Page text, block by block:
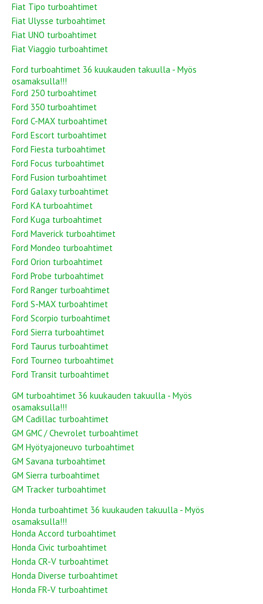
Fiat Tipo turboahtimet
Fiat Ulysse turboahtimet
Fiat UNO turboahtimet
Fiat Viaggio turboahtimet
Ford turboahtimet 36 kuukauden takuulla - Myös
osamaksulla!!!
Ford 250 turboahtimet
Ford 350 turboahtimet
Ford C-MAX turboahtimet
Ford Escort turboahtimet
Ford Fiesta turboahtimet
Ford Focus turboahtimet
Ford Fusion turboahtimet
Ford Galaxy turboahtimet
Ford KA turboahtimet
Ford Kuga turboahtimet
Ford Maverick turboahtimet
Ford Mondeo turboahtimet
Ford Orion turboahtimet
Ford Probe turboahtimet
Ford Ranger turboahtimet
Ford S-MAX turboahtimet
Ford Scorpio turboahtimet
Ford Sierra turboahtimet
Ford Taurus turboahtimet
Ford Tourneo turboahtimet
Ford Transit turboahtimet
GM turboahtimet 36 kuukauden takuulla - Myös
osamaksulla!!!
GM Cadillac turboahtimet
GM GMC / Chevrolet turboahtimet
GM Hyötyajoneuvo turboahtimet
GM Savana turboahtimet
GM Sierra turboahtimet
GM Tracker turboahtimet
Honda turboahtimet 36 kuukauden takuulla - Myös
osamaksulla!!!
Honda Accord turboahtimet
Honda Civic turboahtimet
Honda CR-V turboahtimet
Honda Diverse turboahtimet
Honda FR-V turboahtimet